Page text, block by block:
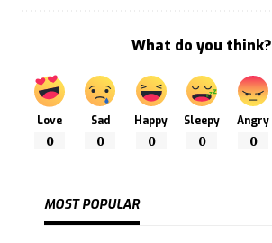
What do you think?
Love
0
Sad
0
Happy
0
Sleepy
0
Angry
0
MOST POPULAR